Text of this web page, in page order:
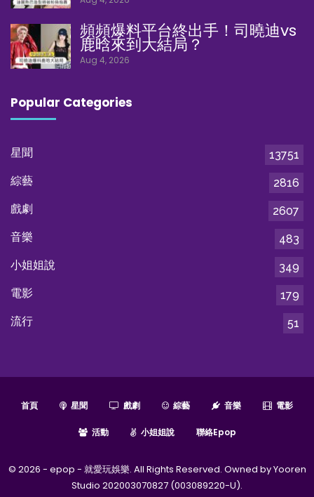
頻頻爆料平台終出手！司曉迪vs
鹿晗來到大結局？
Aug 4, 2026
Popular Categories
星聞
13751
綜藝
2816
戲劇
2607
音樂
483
小姐姐說
349
電影
179
流行
51
首頁 星聞 戲劇 綜藝 音樂 電影
活動 小姐姐說 聯絡epop
© 2026 - epop - 就愛玩娛樂. All Rights Reserved. Owned by Yooren
Studio 202003070827 (003089220-U).